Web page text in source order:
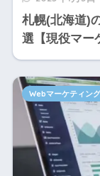
札幌(北海道)
選【現役マー
Webマーケティン